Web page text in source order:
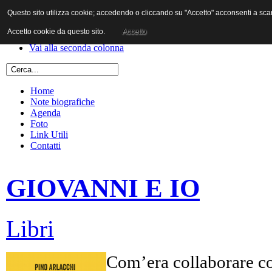
Vai al contenuto
Vai alla prima colonna
Vai alla seconda colonna
Home
Note biografiche
Agenda
Foto
Link Utili
Contatti
GIOVANNI E IO
Libri
Com’era collaborare
Questo sito utilizza cookie; accedendo o cliccando su "Accetto" acconsenti a
Accetto cookie da questo sito. Accetto